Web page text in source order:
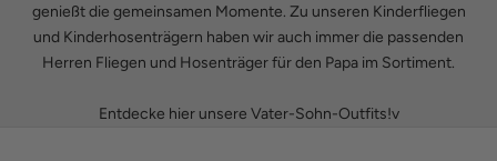
genießt die gemeinsamen Momente. Zu unseren Kinderfliegen
und Kinderhosenträgern haben wir auch immer die passenden
Herren Fliegen und Hosenträgerfür den Papa im Sortiment.
Entdecke hier unsere Vater-Sohn-Outfits!v